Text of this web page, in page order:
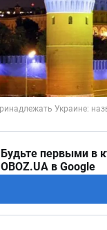
Будьте первыми в
OBOZ.UA в Google